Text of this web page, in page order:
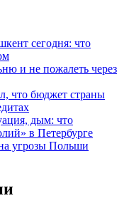
сегодня: что
и не пожалеть через
что бюджет страны
дым: что
в Петербурге
угрозы Польши